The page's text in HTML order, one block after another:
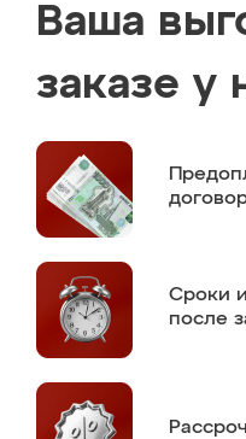
Ваша
заказе у
Сроки
после